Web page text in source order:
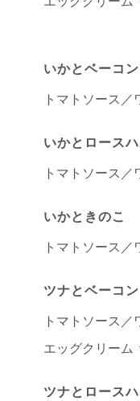
いかとベーコン
トマトソース／
いかとロース
トマトソース／
いかときのこ
トマトソース
ツナとベーコン
トマトソース／
エッグクリーム
ツナとロース